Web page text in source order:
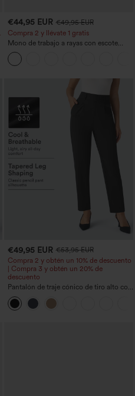
€44,95 EUR €49,95 EUR
Compra 2 y llévate 1 gratis
Mono de trabajo a rayas con escote
barco, sin mangas, lazo lateral, tacto
Cool Touch y bolsillos - Edición Easy
Peezy
€49,95 EUR €53,95 EUR
Compra 2 y obtén un 10% de descuento
| Compra 3 y obtén un 20% de
descuento
Pantalón de traje cónico de tiro alto con
bolsillos